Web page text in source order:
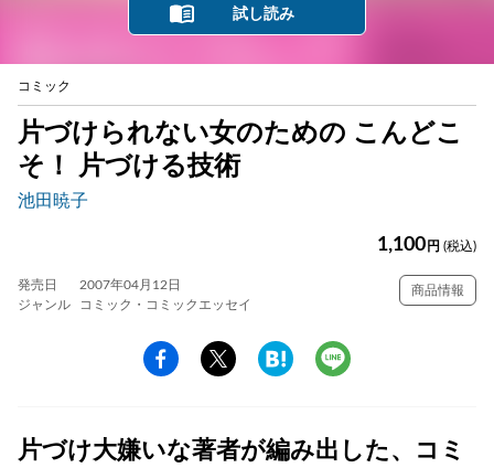
試し読み
コミック
片づけられない女のための こんどこ
そ！ 片づける技術
池田暁子
1,100 円 (税込)
発売日
2007年04月12日
ジャンル
コミック・コミックエッセイ
商品情報
片づけ大嫌いな著者が編み出した、コミ